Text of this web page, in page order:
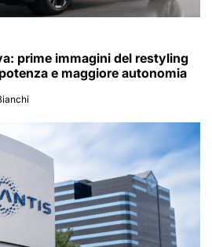
prime immagini del restyling
e maggiore autonomia